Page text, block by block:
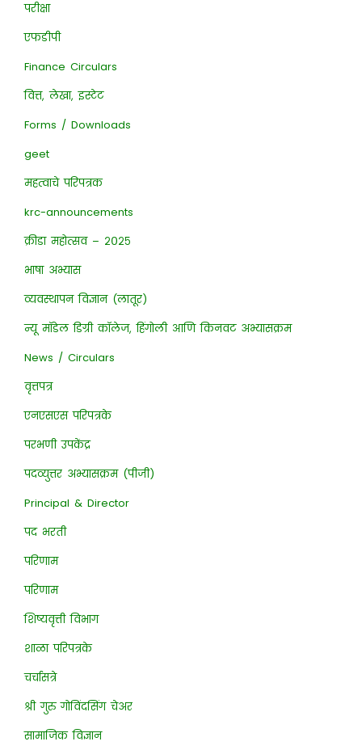
परीक्षा
एफडीपी
Finance Circulars
वित्त, लेखा, इस्टेट
Forms / Downloads
geet
महत्वाचे परिपत्रक
krc-announcements
क्रीडा महोत्सव – २०२५
भाषा अभ्यास
व्यवस्थापन विज्ञान (लातूर)
न्यू मॉडेल डिग्री कॉलेज, हिंगोली आणि किनवट अभ्यासक्रम
News / Circulars
वृत्तपत्र
एनएसएस परिपत्रके
परभणी उपकेंद्र
पदव्युत्तर अभ्यासक्रम (पीजी)
Principal & Director
पद भरती
परिणाम
परिणाम
शिष्यवृत्ती विभाग
शाळा परिपत्रके
चर्चासत्रे
श्री गुरु गोविंदसिंग चेअर
सामाजिक विज्ञान